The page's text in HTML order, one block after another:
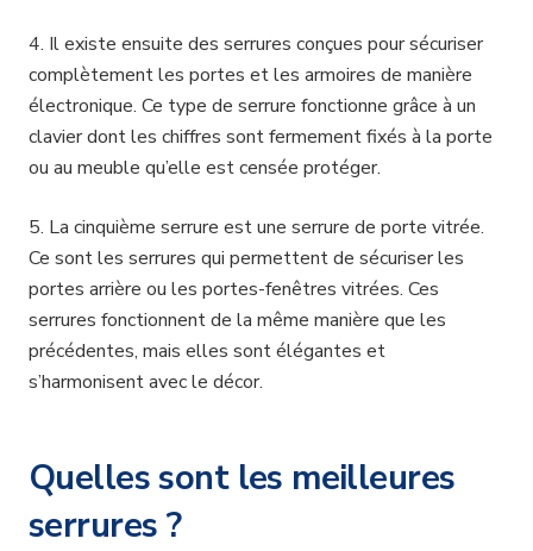
4. Il existe ensuite des serrures conçues pour sécuriser
complètement les portes et les armoires de manière
électronique. Ce type de serrure fonctionne grâce à un
clavier dont les chiffres sont fermement fixés à la porte
ou au meuble qu’elle est censée protéger.
5. La cinquième serrure est une serrure de porte vitrée.
Ce sont les serrures qui permettent de sécuriser les
portes arrière ou les portes-fenêtres vitrées. Ces
serrures fonctionnent de la même manière que les
précédentes, mais elles sont élégantes et
s’harmonisent avec le décor.
Quelles sont les meilleures
serrures ?